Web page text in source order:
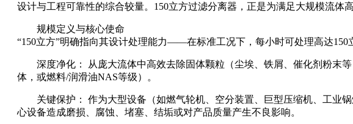
设计与工程可靠性的综合较量。150立方过滤分离器，正是为满足大规模流体
规模定义与核心使命
“150立方”明确指向其设计处理能力——在标准工况下，每小时可处理高达150
深度净化： 从庞大流体中高效去除固体颗粒（尘埃、铁屑、催化剂粉末
体，或燃料/润滑油NAS等级）。
关键保护： 作为大型设备（如燃气轮机、空分装置、巨型压缩机、工业
心设备造成磨损、腐蚀、堵塞、结垢或对产品质量产生不良影响。